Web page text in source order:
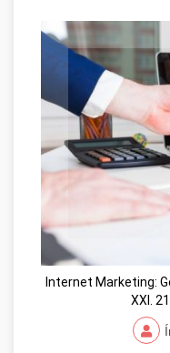
Internet Marketing:
XXI.